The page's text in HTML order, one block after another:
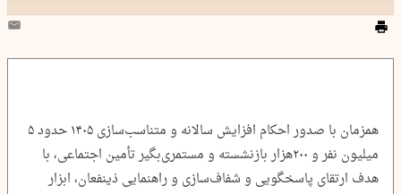
همزمان با صدور احکام افزایش سالانه و متناسب‌سازی ۱۴۰۵ حدود ۵
میلیون نفر و ۲۰۰هزار بازنشسته و مستمری‌بگیر تأمین اجتماعی، با
هدف ارتقای پاسخگویی و شفاف‌سازی و راهنمایی ذینفعان، ابزار